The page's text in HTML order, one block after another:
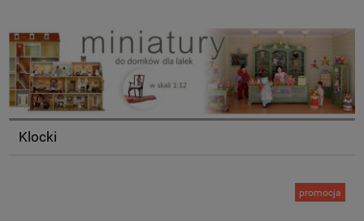
Klocki
promocja